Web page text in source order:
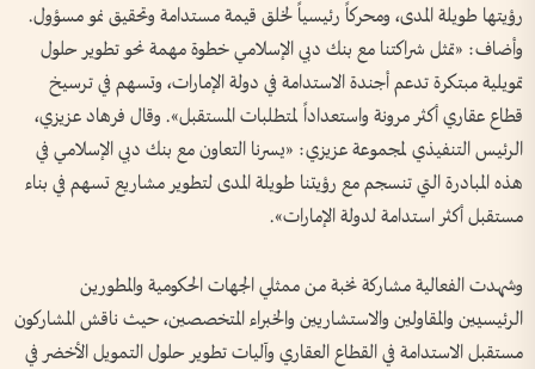
رؤيتها طويلة المدى، ومحركاً رئيسياً لخلق قيمة مستدامة وتحقيق نمو مسؤول.
وأضاف: «تمثل شراكتنا مع بنك دبي الإسلامي خطوة مهمة نحو تطوير حلول
تمويلية مبتكرة تدعم أجندة الاستدامة في دولة الإمارات، وتسهم في ترسيخ
قطاع عقاري أكثر مرونة واستعداداً لمتطلبات المستقبل». وقال فرهاد عزيزي،
الرئيس التنفيذي لمجموعة عزيزي: «يسرنا التعاون مع بنك دبي الإسلامي في
هذه المبادرة التي تنسجم مع رؤيتنا طويلة المدى لتطوير مشاريع تسهم في بناء
مستقبل أكثر استدامة لدولة الإمارات».
وشهدت الفعالية مشاركة نخبة من ممثلي الجهات الحكومية والمطورين
الرئيسيين والمقاولين والاستشاريين والخبراء المتخصصين، حيث ناقش المشاركون
مستقبل الاستدامة في القطاع العقاري وآليات تطوير حلول التمويل الأخضر في